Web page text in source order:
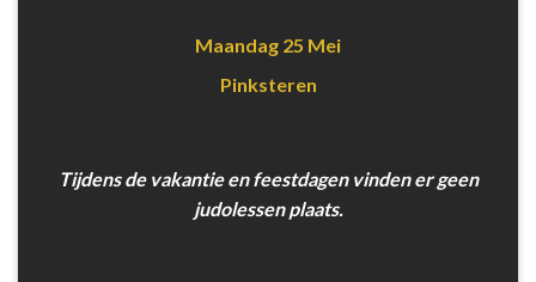
Maandag 25 Mei
Pinksteren
Tijdens de vakantie en feestdagen vinden er geen
judolessen plaats.